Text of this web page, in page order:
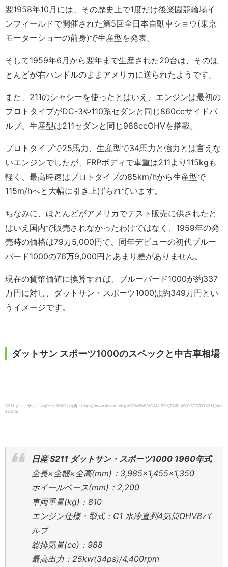
翌1958年10月には、その歴史上で1度だけ後楽園競輪場イ
ンフィールドで開催された第5回全日本自動車ショウ(東京
モーターショーの前身)で生産型を発表。
そして1959年6月から翌年まで生産された20台は、そのほ
とんどが右ハンドルのままアメリカに送られたようです。
また、211のシャシーを使ったとはいえ、エンジンは最初の
プロトタイプがDC-3や110系セダンと同じ860ccサイドバ
ルブ、生産型は211セダンと同じ988ccOHVを搭載。
プロトタイプで25馬力、生産型で34馬力と強力とは言えな
いエンジンでしたが、FRPボディで車重は211より115kgも
軽く、最高時速はプロトタイプの85km/hから生産型で
115m/hへと大幅に引き上げられています。
ちなみに、ほとんどがアメリカでテスト販売に供されたと
はいえ国内で販売されなかったわけではなく、1959年の発
売時の価格は79万5,000円で、同年デビューの初代ブルー
バード1000の76万9,000円とあまり差がありません。
現在の貨幣価値に換算すれば、ブルーバード1000が約337
万円に対し、ダットサン・スポーツ1000は約349万円とい
うイメージです。
ダットサン スポーツ1000のスペックと中古車相場
S211 ダットサン・スポーツ1000 / 出典：http://www.nissan.co.jp/COMPASS/GALLERY/FAIRLADY-STORY/S211/ind
ex.htm
日産 S211 ダットサン・スポーツ1000 1960年式
全長×全幅×全高(mm)：3,985×1,455×1,350
ホイールベース(mm)：2,200
車両重量(kg)：810
エンジン仕様・型式：C1 水冷直列4気筒OHV8バ
ルブ
総排気量(cc)：988
最高出力：25kw(34ps)/4,400rpm